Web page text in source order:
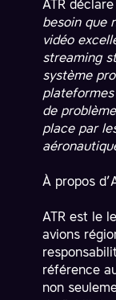
ATR déclare
besoin que
vidéo
streaming
système
plateformes
de
place par
À propos
ATR est le
avions
référence
non